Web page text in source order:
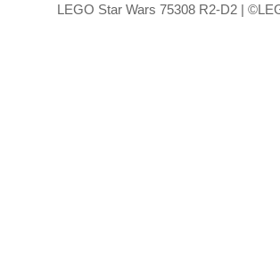
LEGO Star Wars 75308 R2-D2 |